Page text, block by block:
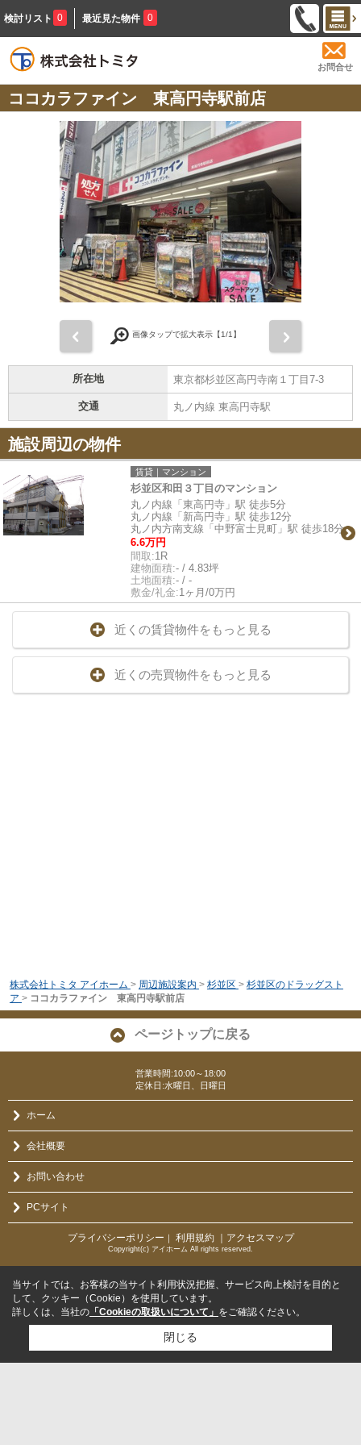
検討リスト 0 最近見た物件 0
お問合せ
ココカラファイン 東高円寺駅前店
画像タップで拡大表示【1/1】
所在地 東京都杉並区高円寺南１丁目7-3
交通 丸ノ内線 東高円寺駅
施設周辺の物件
賃貸｜マンション
杉並区和田３丁目のマンション
丸ノ内線「東高円寺」駅 徒歩5分
丸ノ内線「新高円寺」駅 徒歩12分
丸ノ内方南支線「中野富士見町」駅 徒歩18分
6.6万円
間取:1R
建物面積:- / 4.83坪
土地面積:- / -
敷金/礼金:1ヶ月/0万円
近くの賃貸物件をもっと見る
近くの売買物件をもっと見る
株式会社トミタ アイホーム > 周辺施設案内 > 杉並区 > 杉並区のドラッグスト
ア > ココカラファイン 東高円寺駅前店
ページトップに戻る
営業時間:10:00～18:00
定休日:水曜日、日曜日
ホーム
会社概要
お問い合わせ
PCサイト
プライバシーポリシー ｜ 利用規約 ｜アクセスマップ
Copyright(c) アイホーム All rights reserved.
当サイトでは、お客様の当サイト利用状況把握、サービス向上検討を目的と
して、クッキー（Cookie）を使用しています。
詳しくは、当社の 「Cookieの取扱いについて」 をご確認ください。
閉じる